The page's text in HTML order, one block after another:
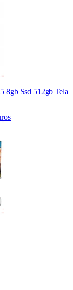
8gb Ssd 512gb Tela